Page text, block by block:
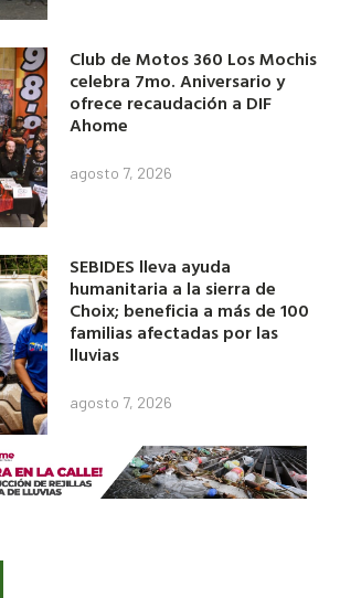
Club de Motos 360 Los Mochis
celebra 7mo. Aniversario y
ofrece recaudación a DIF
Ahome
agosto 7, 2026
SEBIDES lleva ayuda
humanitaria a la sierra de
Choix; beneficia a más de 100
familias afectadas por las
lluvias
agosto 7, 2026